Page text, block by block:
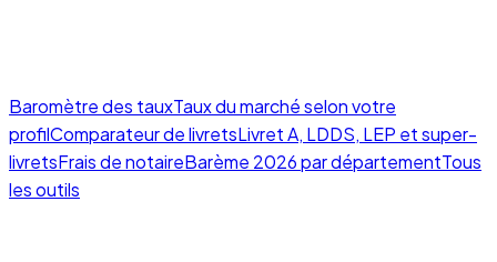
Baromètre des tauxTaux du marché selon votre
profilComparateur de livretsLivret A, LDDS, LEP et super-
livretsFrais de notaireBarème 2026 par départementTous
les outils